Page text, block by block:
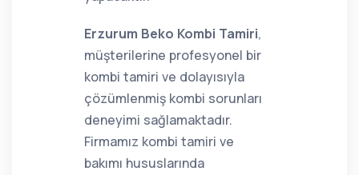
Erzurum Beko Kombi Tamiri,
müşterilerine profesyonel bir
kombi tamiri ve dolayısıyla
çözümlenmiş kombi sorunları
deneyimi sağlamaktadır.
Firmamız kombi tamiri ve
bakımı hususlarında